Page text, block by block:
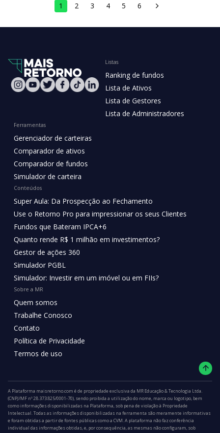
1 2 3 4 5 6
Listas
Ranking de fundos
Lista de Ativos
Lista de Gestores
Lista de Administradores
Ferramentas
Gerenciador de carteiras
Comparador de ativos
Comparador de fundos
Simulador de carteira
Conteúdos
Super Aula: Da Prospecção ao Fechamento
Use o Retorno Pro para impressionar os seus Clientes
Fundos que Bateram IPCA+6
Quanto rende R$ 1 milhão em investimentos?
Gestor de ações 360
Simulador PGBL
Simulador: Investir em um imóvel ou em FIIs?
Sobre a MR
Quem somos
Trabalhe Conosco
Contato
Política de Privacidade
Termos de uso
A Plataforma maisretorno.com é de propriedade exclusiva da MR Educação & Tecnologia Ltda.
(CNPJ/MF nº 28.373.825/0001-70), sendo proibida a utilização do nome, marca ou logotipo, bem
como informações disponibilizadas na Plataforma, sob pena de violação à Propriedade
Intelectual. Todas as informações disponibilizadas na ferramenta são meramente informativas
e foram obtidas a partir de fontes públicas como a CVM. A plataforma não faz conferência
individual das informações obtidas, e, por consequência, as mesmas não configuram, sob